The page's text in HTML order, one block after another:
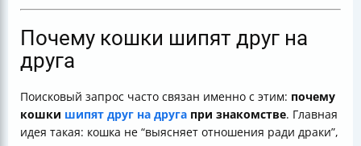
Почему кошки шипят друг на
друга
Поисковый запрос часто связан именно с этим: почему
кошки шипят друг на друга при знакомстве. Главная
идея такая: кошка не “выясняет отношения ради драки”,